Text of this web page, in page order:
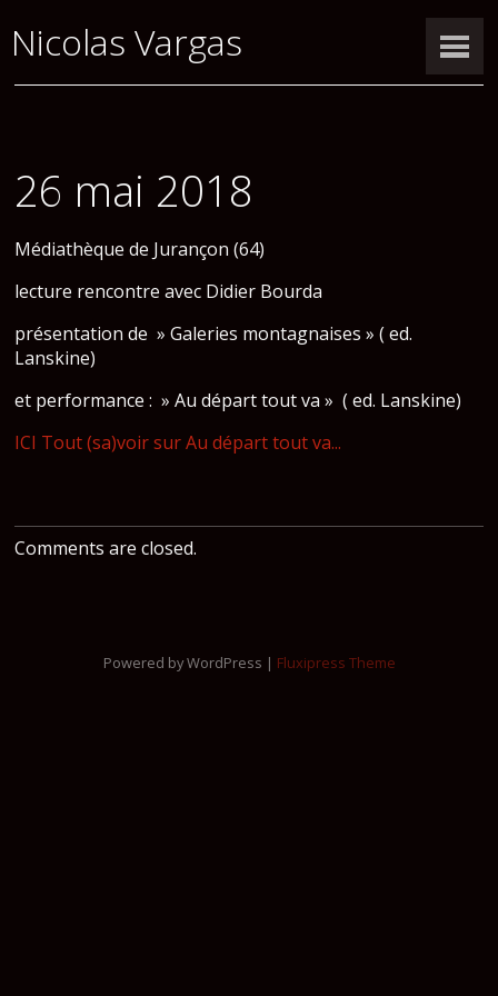
Nicolas Vargas
26 mai 2018
Médiathèque de Jurançon (64)
lecture rencontre avec Didier Bourda
présentation de » Galeries montagnaises » ( ed.
Lanskine)
et performance : » Au départ tout va » ( ed. Lanskine)
ICI Tout (sa)voir sur Au départ tout va...
Comments are closed.
Powered by WordPress | Fluxipress Theme